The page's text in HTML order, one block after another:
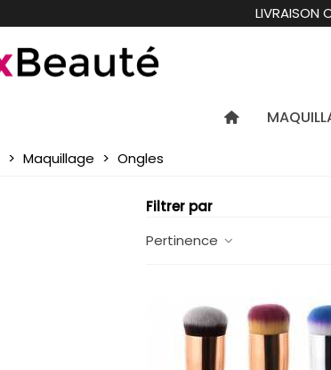
LIVRAISON
> Maquillage > Ongles
Filtrer par
Pertinence